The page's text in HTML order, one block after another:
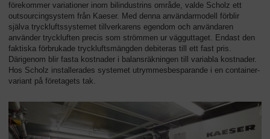
förekommer variationer inom bilindustrins område, valde Scholz ett
outsourcingsystem från Kaeser. Med denna användarmodell förblir
själva tryckluftssystemet tillverkarens egendom och användaren
använder tryckluften precis som strömmen ur vägguttaget. Endast den
faktiska förbrukade tryckluftsmängden debiteras till ett fast pris.
Därigenom blir fasta kostnader i balansräkningen till variabla kostnader.
Hos Scholz installerades systemet utrymmesbesparande i en container-
variant på företagets tak.